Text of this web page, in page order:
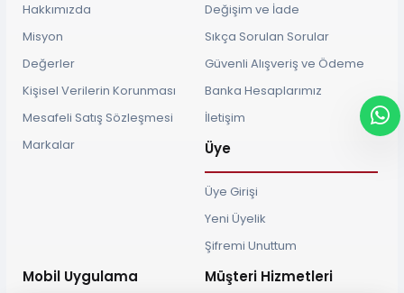
Hakkımızda
Misyon
Değerler
Kişisel Verilerin Korunması
Mesafeli Satış Sözleşmesi
Markalar
Değişim ve İade
Sıkça Sorulan Sorular
Güvenli Alışveriş ve Ödeme
Banka Hesaplarımız
İletişim
Üye
Üye Girişi
Yeni Üyelik
Şifremi Unuttum
Mobil Uygulama Müşteri Hizmetleri